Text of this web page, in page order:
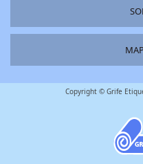
Copyright © Grife